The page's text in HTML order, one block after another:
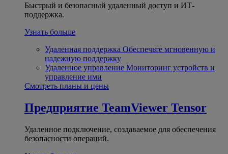
Быстрый и безопасный удаленный доступ и ИТ-
поддержка.
Узнать больше
Удаленная поддержка Обеспечьте мгновенную и
надежную поддержку
Удаленное управление Мониторинг устройств и
управление ими
Смотреть планы и цены
Предприятие TeamViewer Tensor
Удаленное подключение, создаваемое для обеспечения
безопасности операций.